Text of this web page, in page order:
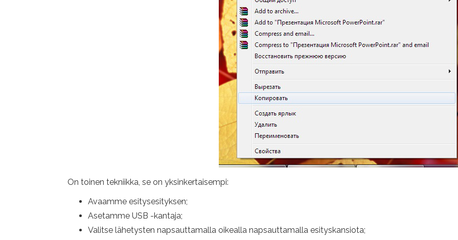
On toinen tekniikka, se on yksinkertaisempi:
Avaamme esitysesityksen;
Asetamme USB -kantaja;
Valitse lähetysten napsauttamalla oikealla napsauttamalla esityskansiota;